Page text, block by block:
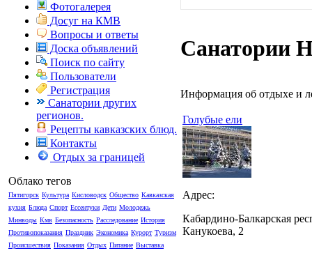
Фотогалерея
Досуг на КМВ
Вопросы и ответы
Доска объявлений
Поиск по сайту
Пользователи
Регистрация
Санатории других
регионов.
Рецепты кавказских блюд.
Контакты
Отдых за границей
Облако тегов
Пятигорск Культура Кисловодск Общество Кавказская
кухня Блюда Спорт Ессентуки Дети Молодежь
Минводы Кмв Безопасность Расследование История
Противопоказания Праздник Экономика Курорт Туризм
Происшествия Показания Отдых Питание Выставка
Санатории
Информация об отдыхе и
Голубые ели
Адрес:
Кабардино-Балкарская
Канукоева, 2